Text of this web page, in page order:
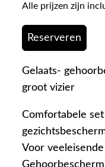
Alle prijzen zijn
Reserveren
Gelaats-
groot vizier
Comfortabele
Voor